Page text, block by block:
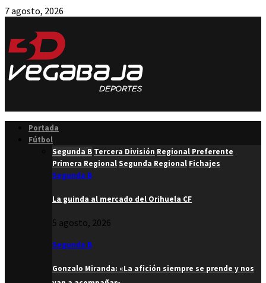
7 agosto, 2026
Portada
Fútbol
Segunda B Tercera División Regional Preferente
Primera RegionalSegunda Regional Fichajes
Segunda B
La guinda al mercado del Orihuela CF
5 agosto, 2026
Segunda B
Gonzalo Miranda: «La afición siempre se prende y nos